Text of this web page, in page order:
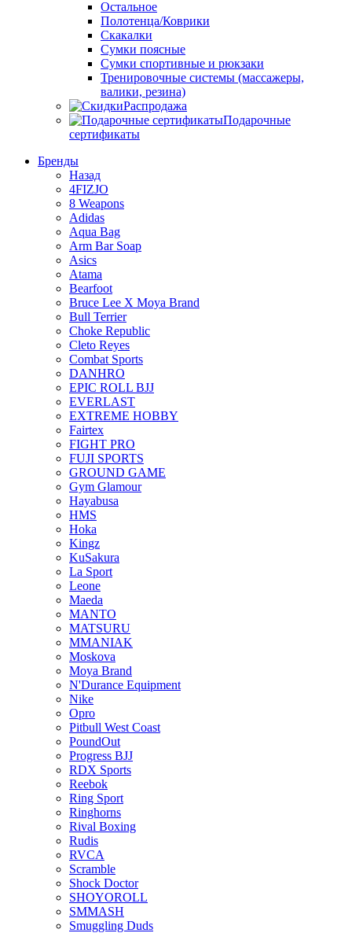
Остальное
Полотенца/Коврики
Скакалки
Сумки поясные
Сумки спортивные и рюкзаки
Тренировочные системы (массажеры,
валики, резина)
Распродажа
Подарочные
сертификаты
Бренды
Назад
4FIZJO
8 Weapons
Adidas
Aqua Bag
Arm Bar Soap
Asics
Atama
Bearfoot
Bruce Lee X Moya Brand
Bull Terrier
Choke Republic
Cleto Reyes
Combat Sports
DANHRO
EPIC ROLL BJJ
EVERLAST
EXTREME HOBBY
Fairtex
FIGHT PRO
FUJI SPORTS
GROUND GAME
Gym Glamour
Hayabusa
HMS
Hoka
Kingz
KuSakura
La Sport
Leone
Maeda
MANTO
MATSURU
MMANIAK
Moskova
Moya Brand
N'Durance Equipment
Nike
Opro
Pitbull West Coast
PoundOut
Progress BJJ
RDX Sports
Reebok
Ring Sport
Ringhorns
Rival Boxing
Rudis
RVCA
Scramble
Shock Doctor
SHOYOROLL
SMMASH
Smuggling Duds